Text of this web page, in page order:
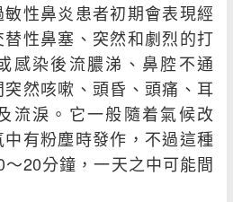
性鼻炎患者初期會表現經
性鼻塞、突然和劇烈的打
感染後流膿涕、鼻腔不通
然咳嗽、頭昏、頭痛、耳
流淚。它一般隨着氣候改
有粉塵時發作，不過這種
20分鐘，一天之中可能間